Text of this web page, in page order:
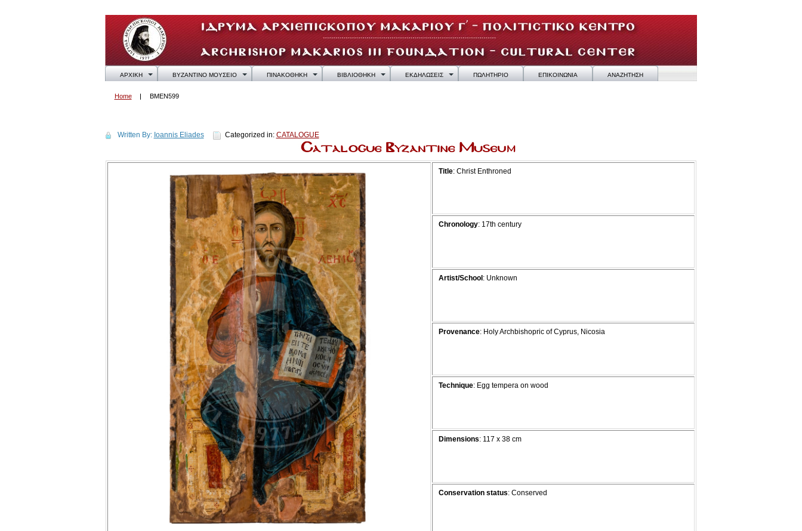
ΑΡΧΙΚΗ ΒΥΖΑΝΤΙΝΟ ΜΟΥΣΕΙΟ ΠΙΝΑΚΟΘΗΚΗ ΒΙΒΛΙΟΘΗΚΗ ΕΚΔΗΛΩΣΕΙΣ ΠΩΛΗΤΗΡΙΟ ΕΠΙΚΟΙΝΩΝΙΑ ΑΝΑΖΗΤΗΣΗ
Home BMEN599
Written By: Ioannis Eliades Categorized in: CATALOGUE
Title: Christ Enthroned
Chronology: 17th century
Artist/School : Unknown
Provenance: Holy Archbishopric of Cyprus, Nicosia
Technique: Egg tempera on wood
Dimensions: 117 x 38 cm
Conservation status: Conserved